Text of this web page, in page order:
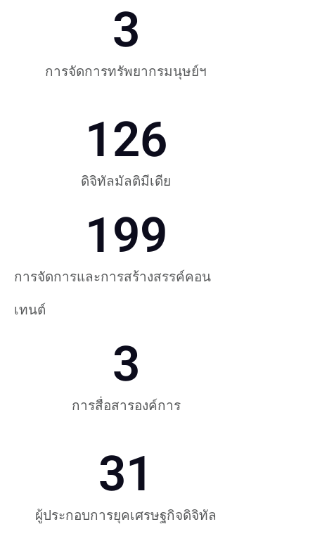
การจัดการทรัพยากรมนุษย์ฯ
3
ดิจิทัลมัลติมีเดีย
126
การจัดการและการสร้างสรรค์คอน
เทนต์
199
การสื่อสารองค์การ
3
ผู้ประกอบการยุคเศรษฐกิจดิจิทัล
31